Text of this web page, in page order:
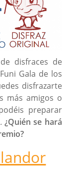
disfraces de
Gala de los
disfrazarte
más amigos o
preparar
¿Quién se hará